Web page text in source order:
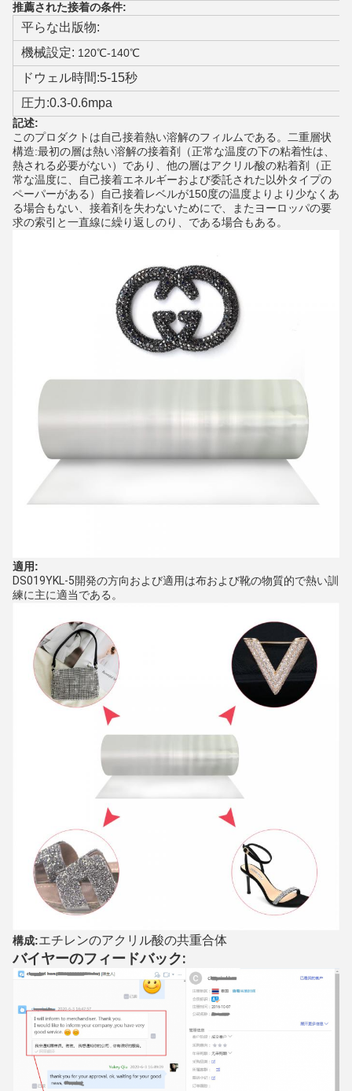
推薦された接着の条件:
平らな出版物:
機械設定: 120℃-140℃
ドウェル時間:5-15秒
圧力:0.3-0.6mpa
記述:
このプロダクトは自己接着熱い溶解のフィルムである。二重層状
構造:最初の層は熱い溶解の接着剤（正常な温度の下の粘着性は、
熱される必要がない）であり、他の層はアクリル酸の粘着剤（正
常な温度に、自己接着エネルギーおよび委託された以外タイプの
ペーパーがある）
自己接着レベルが150度の温度よりより少なくあ
る場合もない、接着剤を失わないためにで 、またヨーロッパの要
求の索引と一直線に繰り返しのり、である場合もある。
適用:
DS019YKL-5開発の方向および適用は布および靴の物質的で熱い訓
練に主に適当である。
構成:エチレンのアクリル酸の共重合体
バイヤーのフィードバック: